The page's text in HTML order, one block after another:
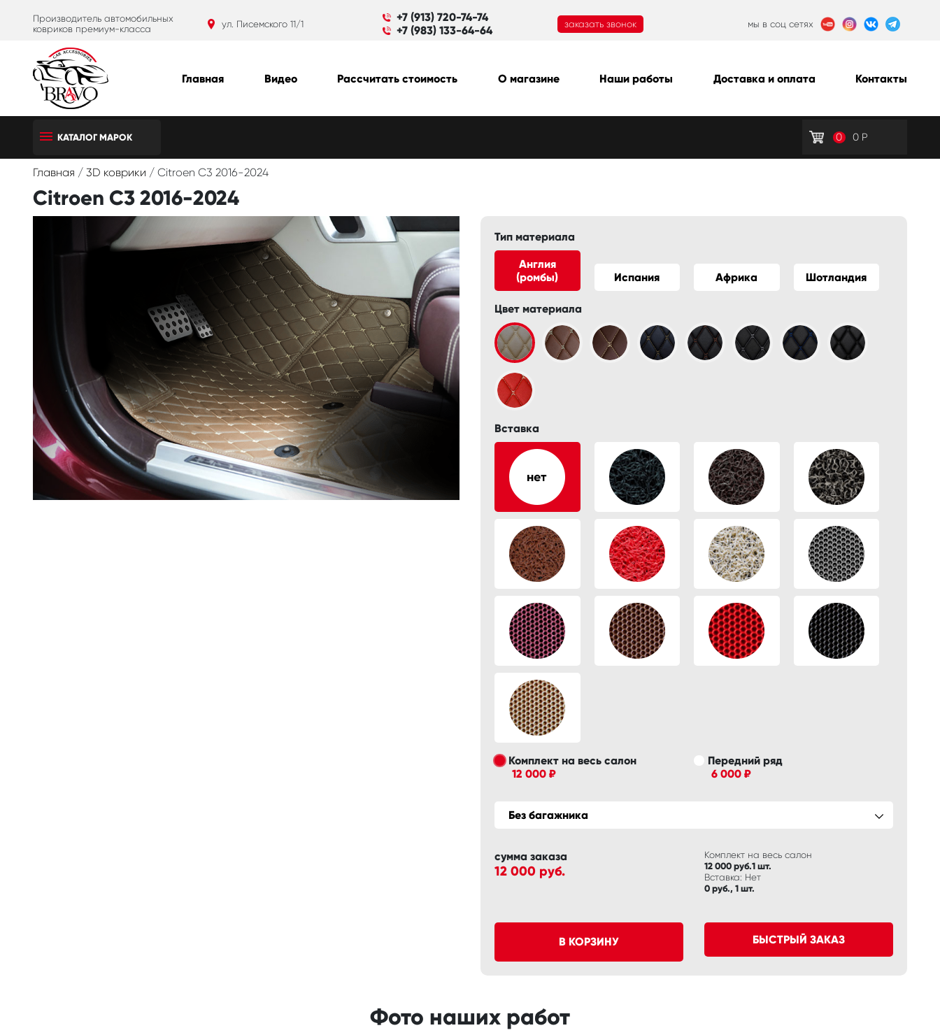
Производитель автомобильных
ковриков премиум-класса
ул. Писемского 11/1
+7 (913) 720-74-74
+7 (983) 133-64-64
заказать звонок мы в соц сетях
Главная Видео Рассчитать стоимость О магазине Наши работы Доставка и оплата Контакты
КАТАЛОГ МАРОК 0 0 Р
Главная / 3D коврики / Citroen C3 2016-2024
Citroen C3 2016-2024
Тип материала
Англия
(ромбы)
Испания Африка Шотландия
Цвет материала
Вставка
Комплект на весь салон
12 000 ₽
Передний ряд
6 000 ₽
Без багажника
сумма заказа
12 000 руб.
Комплект на весь салон
12 000 руб.1 шт.
Вставка: Нет
0 руб., 1 шт.
В КОРЗИНУ БЫСТРЫЙ ЗАКАЗ
Фото наших работ